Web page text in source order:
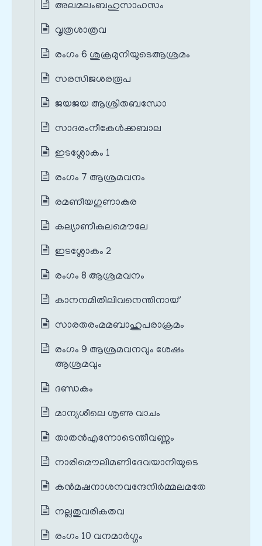
അലമലംബഹുസാഹസം
വൃത്രശാത്രവ
രംഗം 6 ശുക്രമുനിയുടെആശ്രമം
സരസിജശരരൂപ
ജയജയ ആശ്രിതബന്ധോ
സാദരംനീകേള്‍ക്കബാല
ഇടശ്ലോകം 1
രംഗം 7 ആശ്രമവനം
രമണീയഗുണാകര
കല്യാണീകുലമൌലേ
ഇടശ്ലോകം 2
രംഗം 8 ആശ്രമവനം
കാനനമിതിലിവനെന്തിനായ്
സാരതരംമമബാഹുപരാക്രമം
രംഗം 9 ആശ്രമവനവും ശേഷം
ആശ്രമവും
ദണ്ഡകം
മാന്യശീലെ ശൃണു വാചം
താതന്‍എന്നോടെന്തീവണ്ണം
നാരിമൌലിമണിദേവയാനിയുടെ
കൻമഷനാശനവന്ദേനിര്‍മ്മലമതേ
നല്ലതുവരികതവ
രംഗം 10 വനമാര്‍ഗ്ഗം